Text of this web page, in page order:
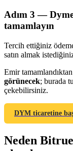
Yönlendirme
Arkadaşını
BTC Welcome
Adım 3 —
tamamlayın
Tercih ettiğiniz
satın almak
Emir
görünecek; burada
çekebilirsiniz.
DYM ticaretine
Neden